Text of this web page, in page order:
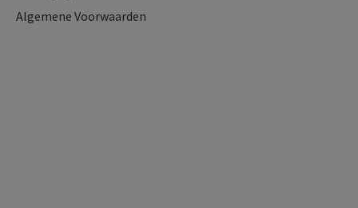
Algemene Voorwaarden